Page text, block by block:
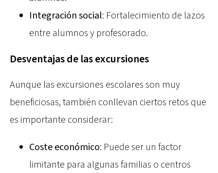
Integración social: Fortalecimiento de lazos
entre alumnos y profesorado.
Desventajas de las excursiones
Aunque las excursiones escolares son muy
beneficiosas, también conllevan ciertos retos que
es importante considerar:
Coste económico: Puede ser un factor
limitante para algunas familias o centros